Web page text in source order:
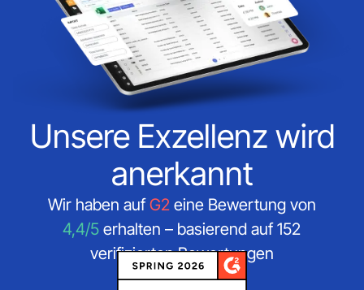
Unsere Exzellenz wird
anerkannt
Wir haben aufG2eine Bewertung von
4,4/5 erhalten – basierend auf 152
verifizierten Bewertungen